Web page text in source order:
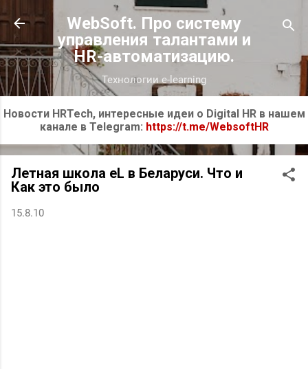
К основному контенту
WebSoft. Про систему
управления талантами и
HR-автоматизацию.
Технологии e-learning
Новости HRTech, интересные идеи о Digital HR в нашем
канале в Telegram: https://t.me/WebsoftHR
Летная школа еL в Беларуси. Что и
Как это было
15.8.10